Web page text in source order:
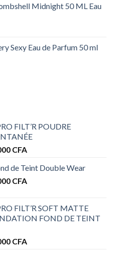
Midnight 50 ML Eau
Sexy Eau de Parfum 50 ml
FILT’R POUDRE
CFAPlage
prix :
28.000 CFA
de Teint Double Wear
CFAPlage
28.000 CFA
à
FILT’R SOFT MATTE
FOND DE TEINT
CFAPlage